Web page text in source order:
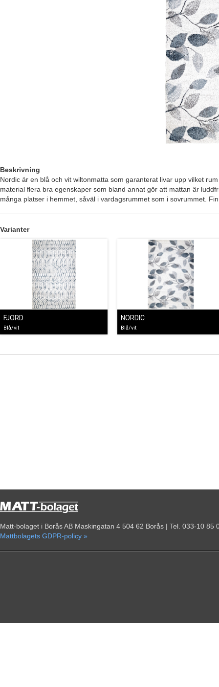
Beskrivning
Nordic är en blå och vit wiltonmatta som garanterat livar upp vilket
material flera bra egenskaper som bland annat gör att mattan är
många platser i hemmet, såväl i vardagsrummet som i sovrummet.
Varianter
FJORD
Blå/vit
NORDIC
Blå/vit
Matt-bolaget i Borås AB Maskingatan 4 504 62 Borås | Tel. 033-10
Mattbolagets GDPR-policy »